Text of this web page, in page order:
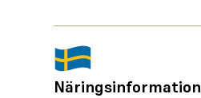
Näringsinformation